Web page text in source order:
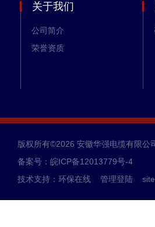
关于我们
公司简介
荣誉资质
版权所有©2026 安徽华强电缆有限公
备案号：皖ICP备12013779号-4
技术支持： 环保在线 管理登陆